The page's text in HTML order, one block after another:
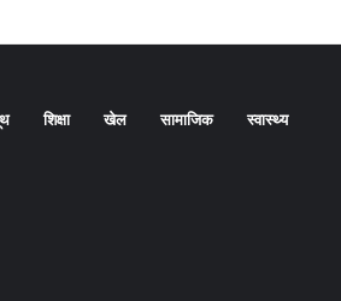
शिक्षा खेल सामाजिक स्वास्थ्य